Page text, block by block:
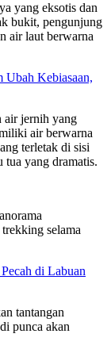
yang eksotis dan
bukit, pengunjung
air laut berwarna
Ubah Kebiasaan,
air jernih yang
air berwarna
terletak di sisi
yang dramatis.
selama
di Labuan
tantangan
punca akan